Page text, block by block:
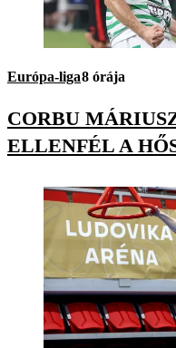
Európa-liga8 órája
CORBU
ELLENFÉL A